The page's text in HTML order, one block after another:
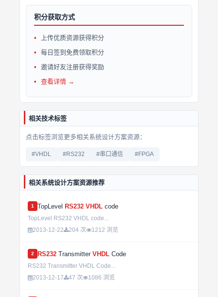
积分获取方式
上传优质资源获得积分
每日签到免费领取积分
邀请好友注册获得奖励
查看详情 →
相关技术标签
点击标签浏览更多相关系统设计方案资源：
#VHDL #RS232 #串口通信 #FPGA
相关系统设计方案资源推荐
1 TopLevel RS232 VHDL code
TopLevel RS232 VHDL code...
2013-12-22
204 次 1212 浏览
2 RS232 Transmitter VHDL Code
RS232 Transmitter VHDL Code...
2013-12-17
47 次 1086 浏览